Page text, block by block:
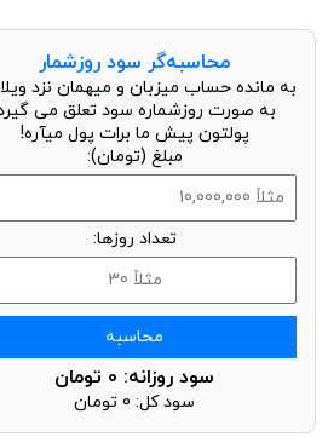
محاسبه‌گر سود روزشمار
به مانده حساب میزبان و میهمان نزد
به صورت روزشماره سود تعلق می
پولتون پیش ما برات پول میآره!
مبلغ (تومان):
تعداد روزها:
محاسبه
سود روزانه: 0 تومان
سود کل: 0 تومان